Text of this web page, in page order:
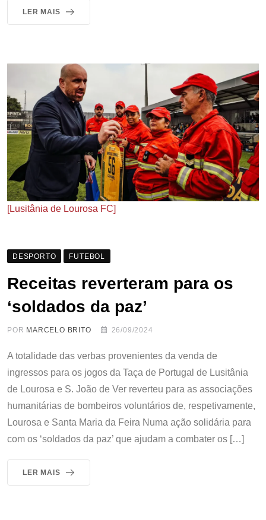
LER MAIS
[Lusitânia de Lourosa FC]
DESPORTO FUTEBOL
Receitas reverteram para os
‘soldados da paz’
POR MARCELO BRITO 26/09/2024
A totalidade das verbas provenientes da venda de
ingressos para os jogos da Taça de Portugal de Lusitânia
de Lourosa e S. João de Ver reverteu para as associações
humanitárias de bombeiros voluntários de, respetivamente,
Lourosa e Santa Maria da Feira Numa ação solidária para
com os ‘soldados da paz’ que ajudam a combater os […]
LER MAIS